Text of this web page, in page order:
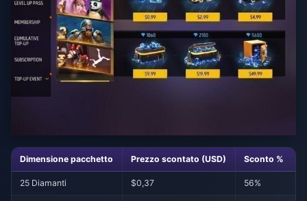
Dimensione pacchetto Prezzo scontato (USD) Sconto %
25 Diamanti $0,37 56%